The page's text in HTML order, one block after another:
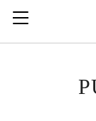
121312